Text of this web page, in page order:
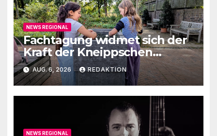
NEWS REGIONAL
Fachtagung widmet sich der
Kraft der Kneippschen
Elemente
AUG. 6, 2026 REDAKTION
NEWS REGIONAL